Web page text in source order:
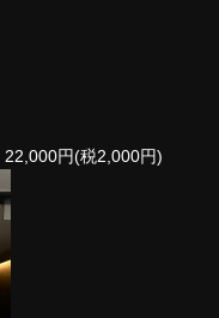
22,000円(税2,000円)